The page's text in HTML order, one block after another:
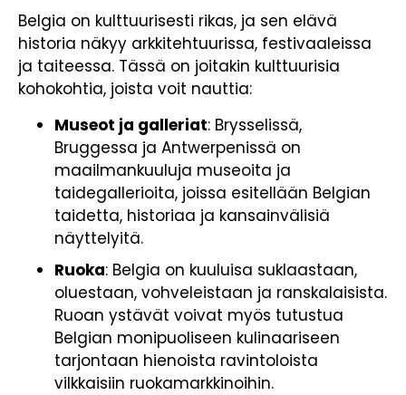
Belgia on kulttuurisesti rikas, ja sen elävä
historia näkyy arkkitehtuurissa, festivaaleissa
ja taiteessa. Tässä on joitakin kulttuurisia
kohokohtia, joista voit nauttia:
Museot ja galleriat: Brysselissä,
Bruggessa ja Antwerpenissä on
maailmankuuluja museoita ja
taidegallerioita, joissa esitellään Belgian
taidetta, historiaa ja kansainvälisiä
näyttelyitä.
Ruoka: Belgia on kuuluisa suklaastaan,
oluestaan, vohveleistaan ja ranskalaisista.
Ruoan ystävät voivat myös tutustua
Belgian monipuoliseen kulinaariseen
tarjontaan hienoista ravintoloista
vilkkaisiin ruokamarkkinoihin.